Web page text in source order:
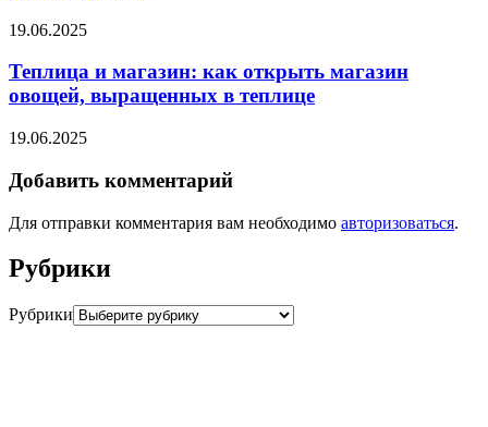
19.06.2025
Теплица и магазин: как открыть магазин
овощей, выращенных в теплице
19.06.2025
Добавить комментарий
Для отправки комментария вам необходимо авторизоваться.
Рубрики
Рубрики